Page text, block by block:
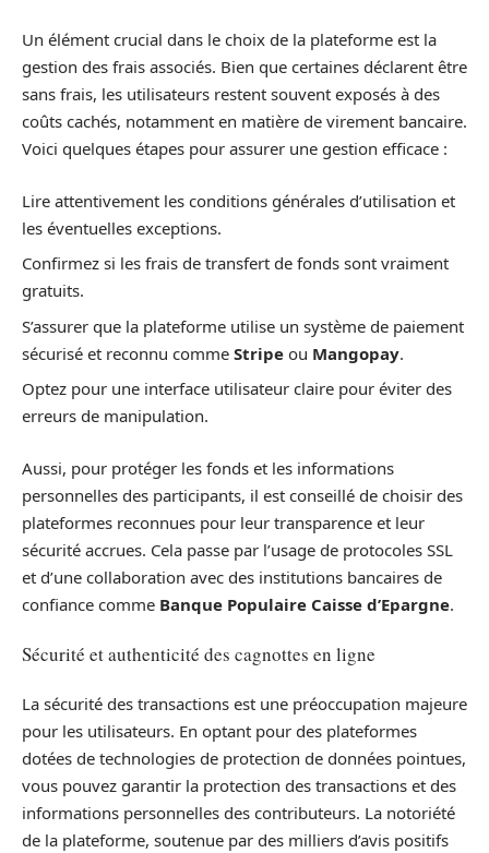
Un élément crucial dans le choix de la plateforme est la
gestion des frais associés. Bien que certaines déclarent être
sans frais, les utilisateurs restent souvent exposés à des
coûts cachés, notamment en matière de virement bancaire.
Voici quelques étapes pour assurer une gestion efficace :
Lire attentivement les conditions générales d’utilisation et
les éventuelles exceptions.
Confirmez si les frais de transfert de fonds sont vraiment
gratuits.
S’assurer que la plateforme utilise un système de paiement
sécurisé et reconnu comme Stripe ou Mangopay.
Optez pour une interface utilisateur claire pour éviter des
erreurs de manipulation.
Aussi, pour protéger les fonds et les informations
personnelles des participants, il est conseillé de choisir des
plateformes reconnues pour leur transparence et leur
sécurité accrues. Cela passe par l’usage de protocoles SSL
et d’une collaboration avec des institutions bancaires de
confiance comme Banque Populaire Caisse d’Epargne.
Sécurité et authenticité des cagnottes en ligne
La sécurité des transactions est une préoccupation majeure
pour les utilisateurs. En optant pour des plateformes
dotées de technologies de protection de données pointues,
vous pouvez garantir la protection des transactions et des
informations personnelles des contributeurs. La notoriété
de la plateforme, soutenue par des milliers d’avis positifs